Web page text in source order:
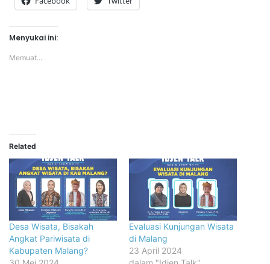
Menyukai ini:
Memuat...
Related
Desa Wisata, Bisakah
Angkat Pariwisata di
Kabupaten Malang?
Evaluasi Kunjungan Wisata
di Malang
23 April 2024